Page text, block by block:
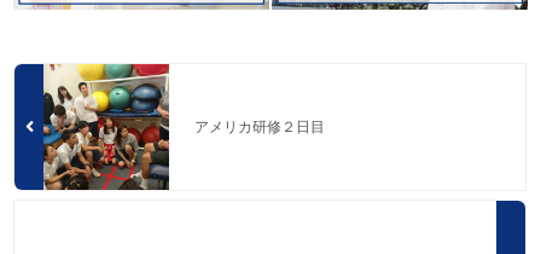
アメリカ研修２日目